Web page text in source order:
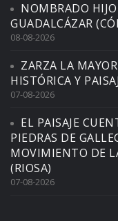
NOMBRADO
GUADALCÁZAR
08-08-2026
ZARZA LA
HISTÓRICA Y
07-08-2026
EL PAISAJE
PIEDRAS DE
MOVIMIENTO DE
(RIOSA)
07-08-2026